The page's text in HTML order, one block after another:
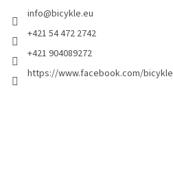
info@bicykle.eu
+421 54 472 2742
+421 904089272
https://www.facebook.com/bicykle